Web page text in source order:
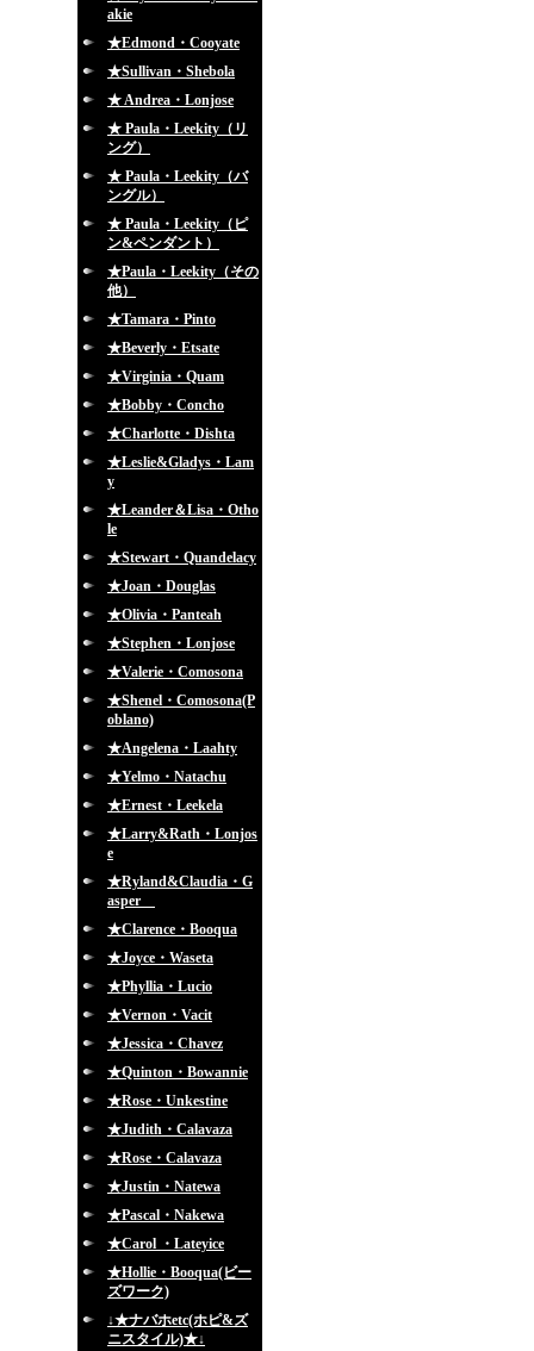
akie
★Edmond・Cooyate
★Sullivan・Shebola
★ Andrea・Lonjose
★ Paula・Leekity（リ
ング）
★ Paula・Leekity（バ
ングル）
★ Paula・Leekity（ピ
ン&ペンダント）
★Paula・Leekity（その
他）
★Tamara・Pinto
★Beverly・Etsate
★Virginia・Quam
★Bobby・Concho
★Charlotte・Dishta
★Leslie&Gladys・Lam
y
★Leander＆Lisa・Otho
le
★Stewart・Quandelacy
★Joan・Douglas
★Olivia・Panteah
★Stephen・Lonjose
★Valerie・Comosona
★Shenel・Comosona(P
oblano)
★Angelena・Laahty
★Yelmo・Natachu
★Ernest・Leekela
★Larry&Rath・Lonjos
e
★Ryland&Claudia・G
asper
★Clarence・Booqua
★Joyce・Waseta
★Phyllia・Lucio
★Vernon・Vacit
★Jessica・Chavez
★Quinton・Bowannie
★Rose・Unkestine
★Judith・Calavaza
★Rose・Calavaza
★Justin・Natewa
★Pascal・Nakewa
★Carol ・Lateyice
★Hollie・Booqua(ビー
ズワーク)
↓★ナバホetc(ホピ&ズ
ニスタイル)★↓